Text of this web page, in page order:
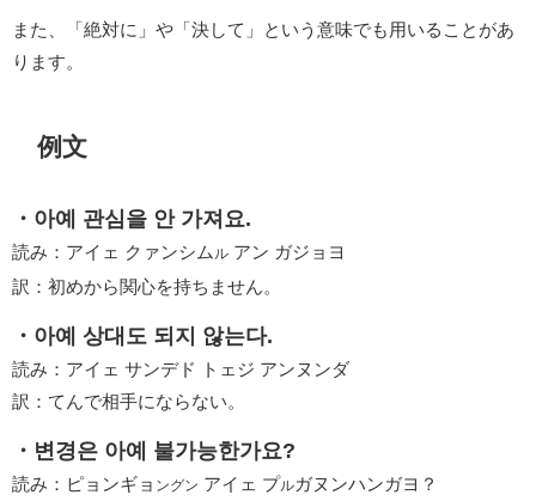
また、「絶対に」や「決して」という意味でも用いることがあ
ります。
例文
・아예 관심을 안 가져요.
読み：アイェ クァンシム ル アン ガジョヨ
訳：初めから関心を持ちません。
・아예 상대도 되지 않는다.
読み：アイェ サンデド トェジ アンヌンダ
訳：てんで相手にならない。
・변경은 아예 불가능한가요?
読み：ピョンギョ ングン アイェ プルガヌンハンガヨ？